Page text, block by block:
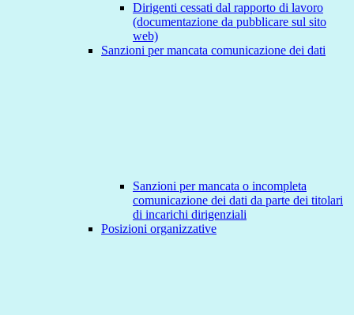
Dirigenti cessati dal rapporto di lavoro
(documentazione da pubblicare sul sito
web)
Sanzioni per mancata comunicazione dei dati
Sanzioni per mancata o incompleta
comunicazione dei dati da parte dei titolari
di incarichi dirigenziali
Posizioni organizzative